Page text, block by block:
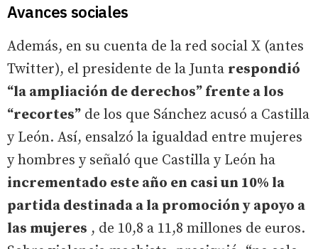
Avances sociales
Además, en su cuenta de la red social X (antes
Twitter), el presidente de la Junta respondió
“la ampliación de derechos” frente a los
“recortes” de los que Sánchez acusó a Castilla
y León. Así, ensalzó la igualdad entre mujeres
y hombres y señaló que Castilla y León ha
incrementado este año en casi un 10% la
partida destinada a la promoción y apoyo a
las mujeres , de 10,8 a 11,8 millones de euros.